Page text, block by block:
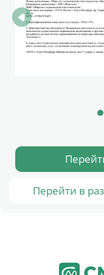
Перейти в